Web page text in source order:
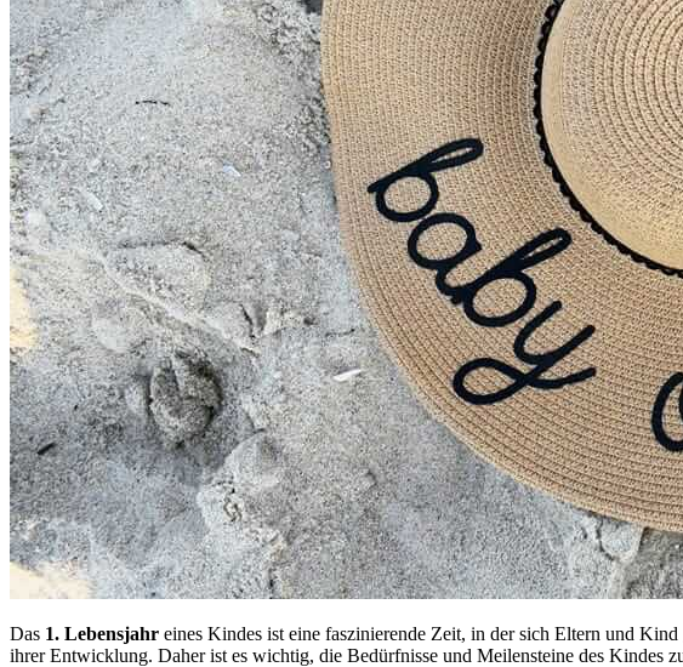
Das 1. Lebensjahr eines Kindes ist eine faszinierende Zeit, in der sich Eltern und
ihrer Entwicklung. Daher ist es wichtig, die Bedürfnisse und Meilensteine des Kindes